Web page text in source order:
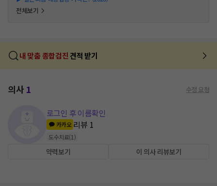
전체보기
내 맞춤 종합검진 견적 받기
의사1 수정 요청
로그인 후 이름확인
카카오 리뷰 1
도수치료(1 )
약력보기 이 의사 리뷰보기